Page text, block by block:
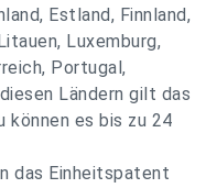
Estland, Finnland,
Luxemburg,
Portugal,
Ländern gilt das
können es bis zu 24
das Einheitspatent